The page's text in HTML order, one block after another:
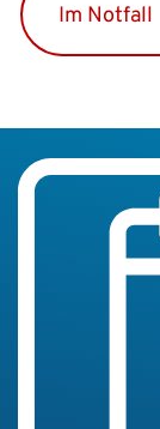
Im Notfall